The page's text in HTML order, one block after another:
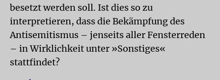
besetzt werden soll. Ist dies so zu
interpretieren, dass die Bekämpfung des
Antisemitismus – jenseits aller Fensterreden
– in Wirklichkeit unter »Sonstiges«
stattfindet?